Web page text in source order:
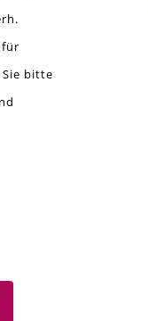
bitte